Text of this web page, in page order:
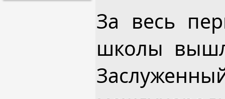
За весь
школы